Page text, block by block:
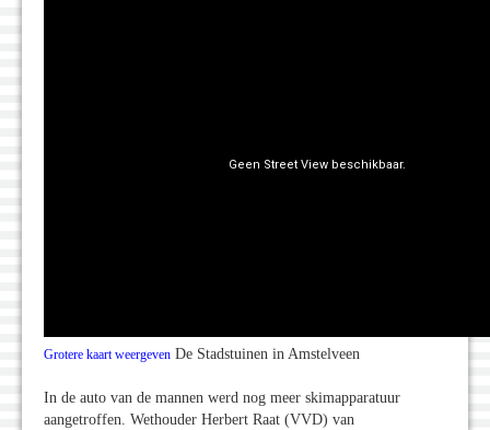
Grotere kaart weergeven De Stadstuinen in Amstelveen
In de auto van de mannen werd nog meer skimapparatuur
aangetroffen. Wethouder Herbert Raat (VVD) van